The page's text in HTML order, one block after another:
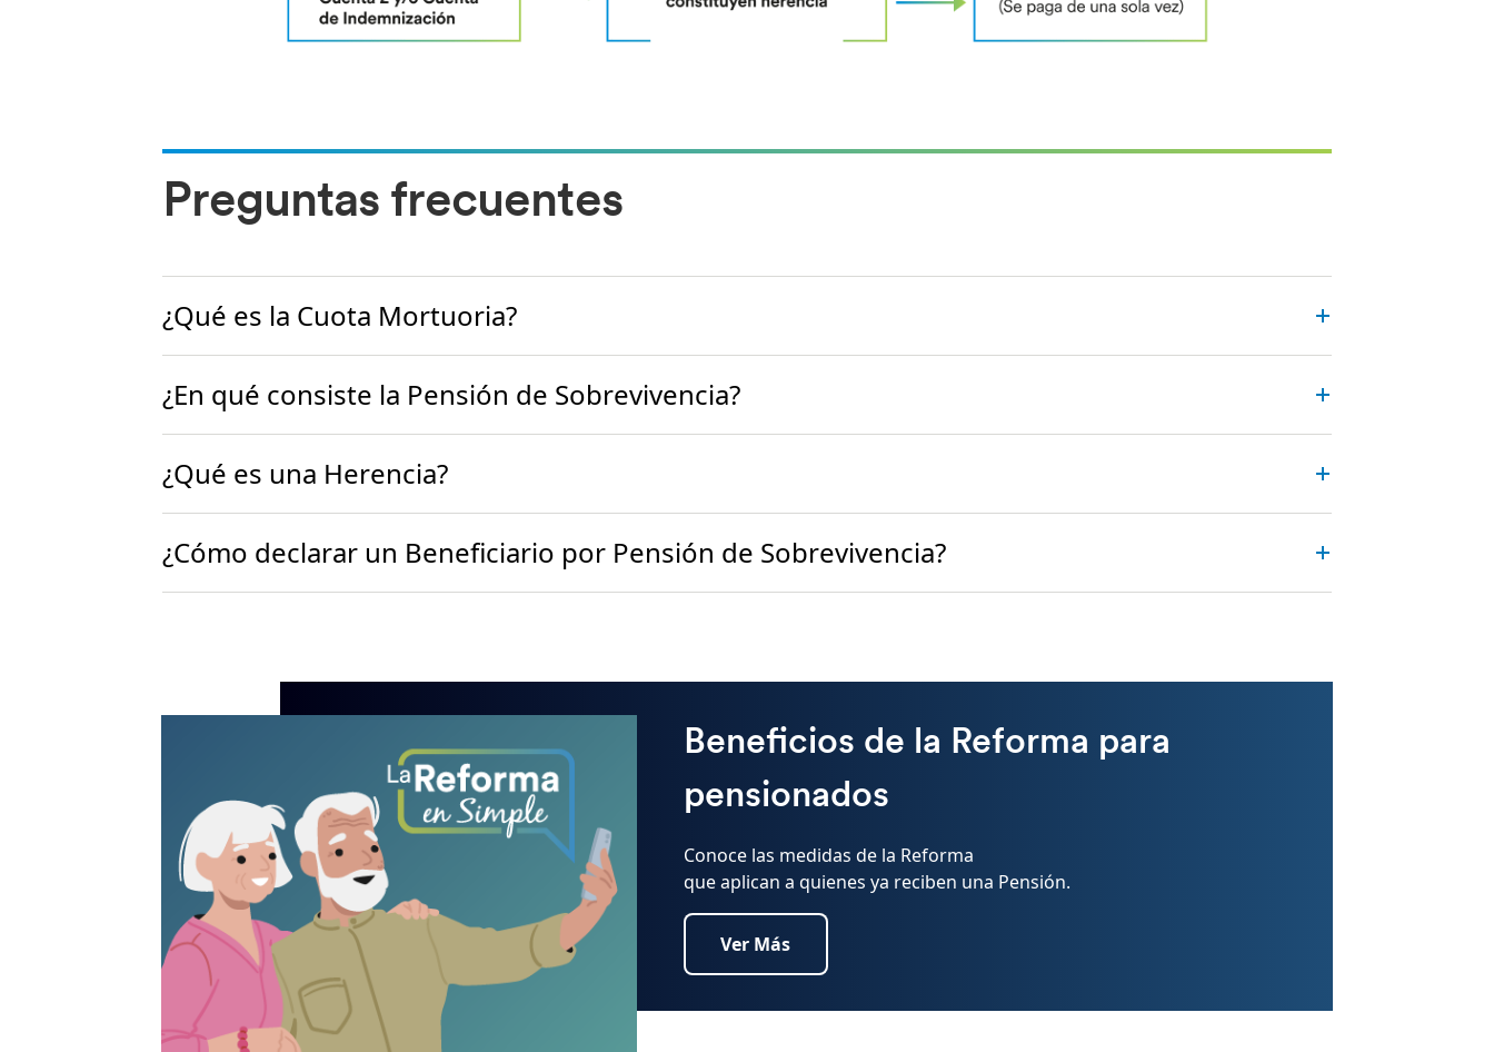
Preguntas frecuentes
¿Qué es la Cuota Mortuoria?
¿En qué consiste la Pensión de Sobrevivencia?
¿Qué es una Herencia?
¿Cómo declarar un Beneficiario por Pensión de Sobrevivencia?
Beneficios de la Reforma para
pensionados
Conoce las medidas de la Reforma
que aplican a quienes ya reciben una Pensión.
Ver Más